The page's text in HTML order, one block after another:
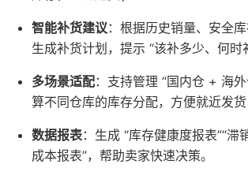
智能补货建议：根据历史销量、安全
生成补货计划，提示 “该补多少、何时
多场景适配：支持管理 “国内仓 + 海
算不同仓库的库存分配，方便就近发货
数据报表：生成 “库存健康度报表”“滞
成本报表”，帮助卖家快速决策。